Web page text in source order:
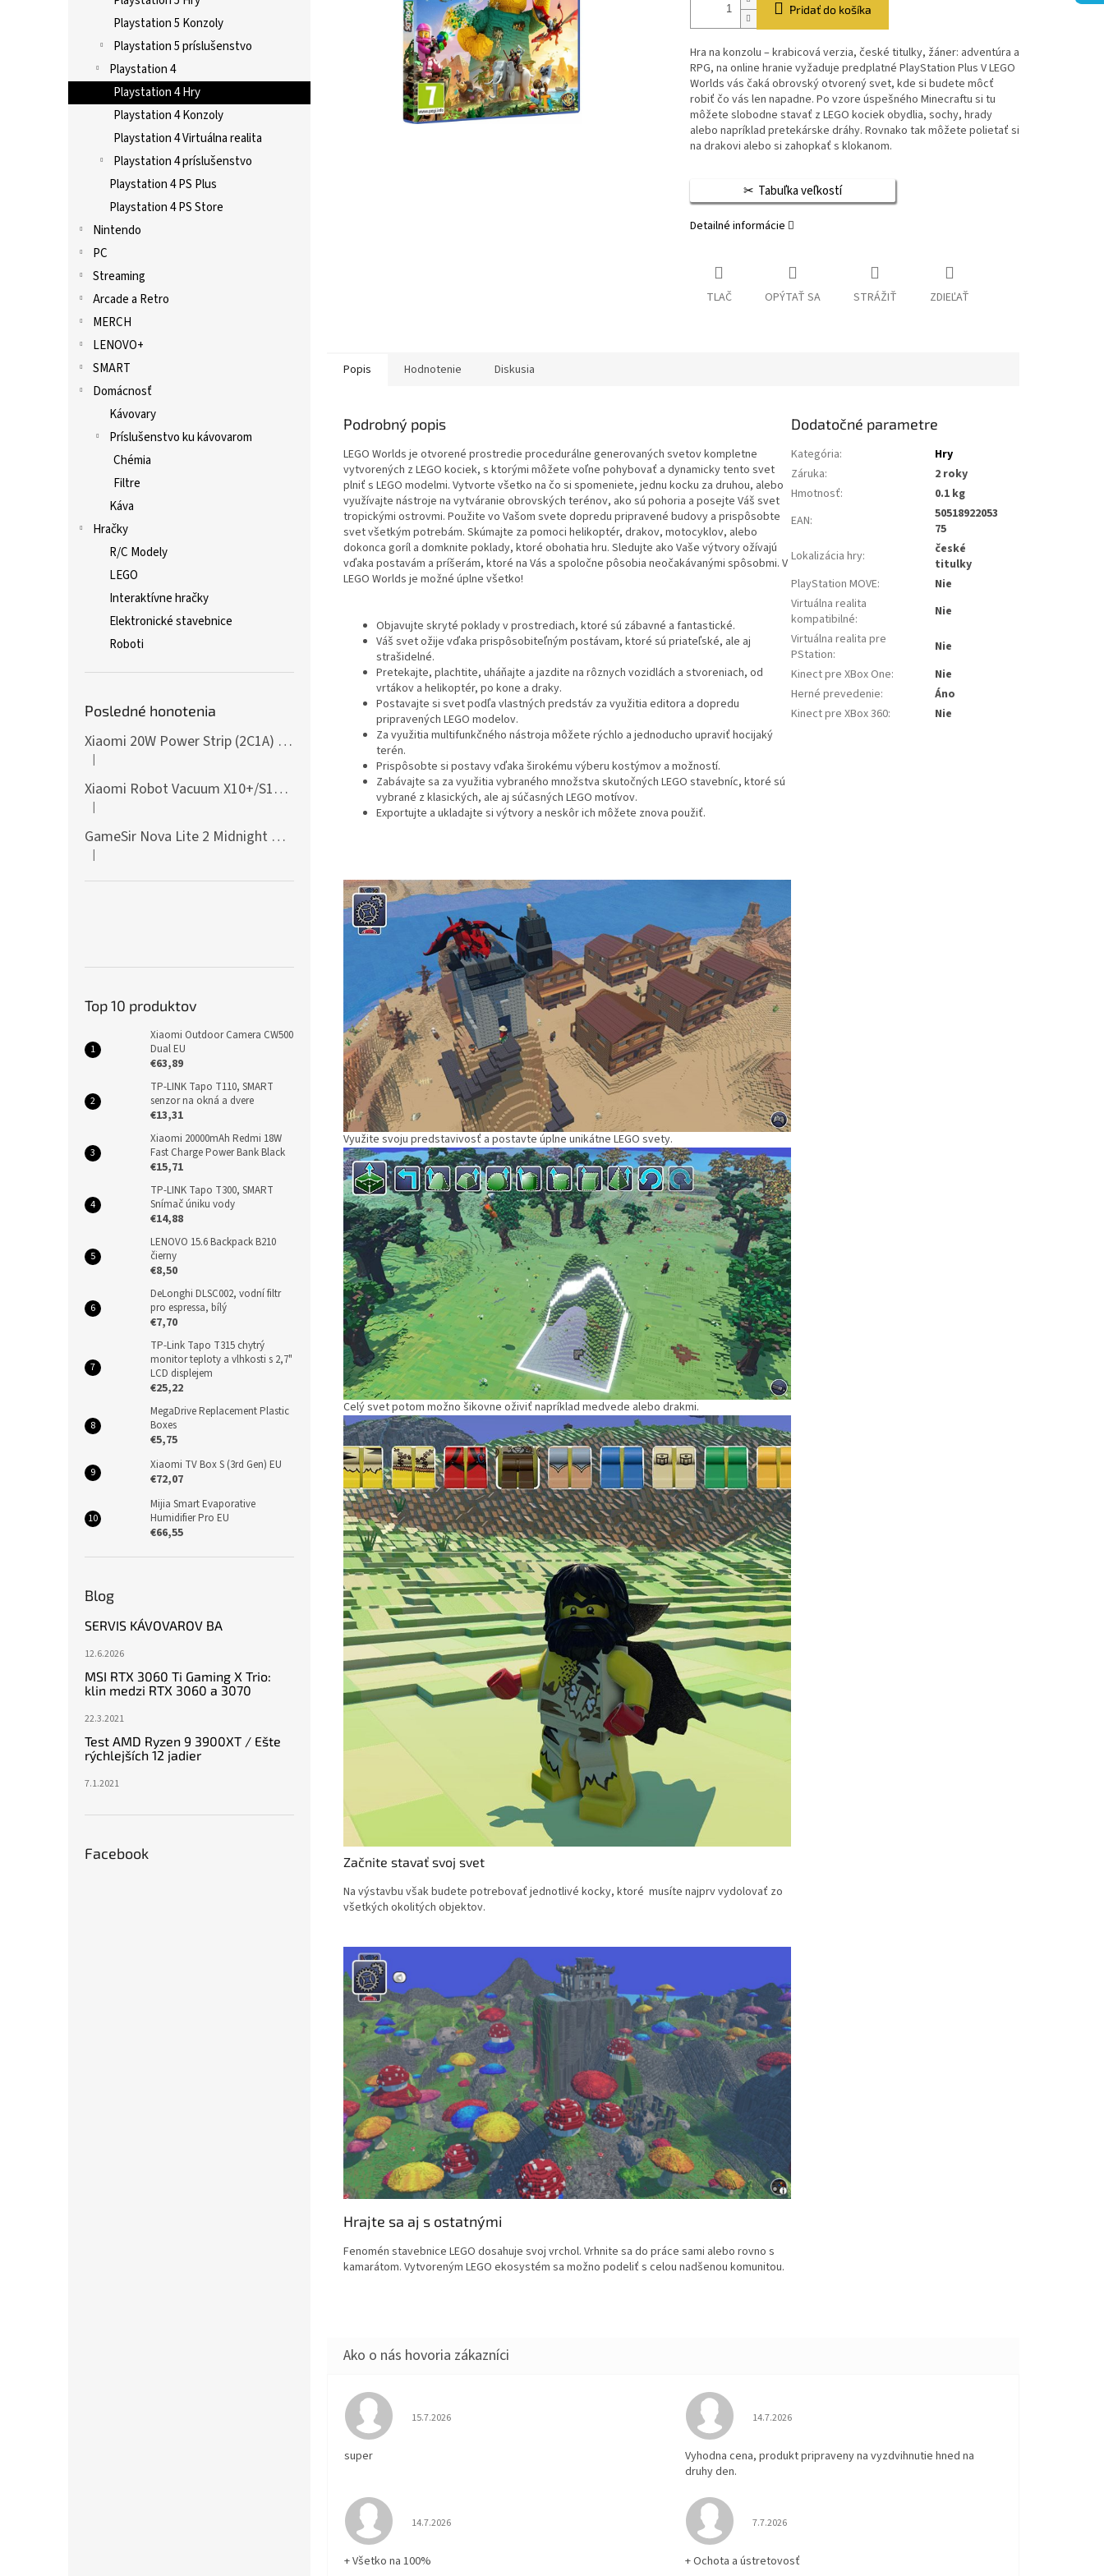
Playstation 5 Konzoly
Playstation 5 príslušenstvo
Playstation 4
Playstation 4 Hry
Playstation 4 Konzoly
Playstation 4 Virtuálna realita
Playstation 4 príslušenstvo
Playstation 4 PS Plus
Playstation 4 PS Store
Nintendo
PC
Streaming
Arcade a Retro
MERCH
LENOVO+
SMART
Domácnosť
Kávovary
Príslušenstvo ku kávovarom
Chémia
Filtre
Káva
Hračky
R/C Modely
LEGO
Interaktívne hračky
Elektronické stavebnice
Roboti
Posledné honotenia
Xiaomi 20W Power Strip (2C1A) EU
Hodnotenie produktu je 5 z 5 hviezdičiek.
|
Xiaomi Robot Vacuum X10+/S10+/X10/X20+ Side Brush
Hodnotenie produktu je 5 z 5 hviezdičiek.
|
GameSir Nova Lite 2 Midnight Gray
Hodnotenie produktu je 5 z 5 hviezdičiek.
|
Top 10 produktov
Xiaomi Outdoor Camera CW500
Dual EU
€63,89
TP-LINK Tapo T110, SMART
senzor na okná a dvere
€13,31
Xiaomi 20000mAh Redmi 18W
Fast Charge Power Bank Black
€15,71
TP-LINK Tapo T300, SMART
Snímač úniku vody
€14,88
LENOVO 15.6 Backpack B210
čierny
€8,50
DeLonghi DLSC002, vodní filtr
pro espressa, bílý
€7,70
TP-Link Tapo T315 chytrý
monitor teploty a vlhkosti s 2,7"
LCD displejem
€25,22
MegaDrive Replacement Plastic
Boxes
€5,75
Xiaomi TV Box S (3rd Gen) EU
€72,07
Mijia Smart Evaporative
Humidifier Pro EU
€66,55
Blog
SERVIS KÁVOVAROV BA
12.6.2026
MSI RTX 3060 Ti Gaming X Trio:
klin medzi RTX 3060 a 3070
22.3.2021
Test AMD Ryzen 9 3900XT / Ešte
rýchlejších 12 jadier
7.1.2021
Facebook
Pridať do košíka
Hra na konzolu – krabicová verzia, české titulky, žáner: adventúra a
RPG, na online hranie vyžaduje predplatné PlayStation Plus V LEGO
Worlds vás čaká obrovský otvorený svet, kde si budete môcť
robiť čo vás len napadne. Po vzore úspešného Minecraftu si tu
môžete slobodne stavať z LEGO kociek obydlia, sochy, hrady
alebo napríklad pretekárske dráhy. Rovnako tak môžete polietať si
na drakovi alebo si zahopkať s klokanom.
Tabuľka veľkostí
Detailné informácie
TLAČ OPÝTAŤ SA STRÁŽIŤ ZDIEĽAŤ
Popis Hodnotenie Diskusia
Podrobný popis
LEGO Worlds je otvorené prostredie procedurálne generovaných svetov kompletne
vytvorených z LEGO kociek, s ktorými môžete voľne pohybovať a dynamicky tento svet
plniť s LEGO modelmi. Vytvorte všetko na čo si spomeniete, jednu kocku za druhou, alebo
využívajte nástroje na vytváranie obrovských terénov, ako sú pohoria a posejte Váš svet
tropickými ostrovmi. Použite vo Vašom svete dopredu pripravené budovy a prispôsobte
svet všetkým potrebám. Skúmajte za pomoci helikoptér, drakov, motocyklov, alebo
dokonca goríl a domknite poklady, ktoré obohatia hru. Sledujte ako Vaše výtvory ožívajú
vďaka postavám a príšerám, ktoré na Vás a spoločne pôsobia neočakávanými spôsobmi. V
LEGO Worlds je možné úplne všetko!
Objavujte skryté poklady v prostrediach, ktoré sú zábavné a fantastické.
Váš svet ožije vďaka prispôsobiteľným postávam, ktoré sú priateľské, ale aj
strašidelné.
Pretekajte, plachtite, uháňajte a jazdite na rôznych vozidlách a stvoreniach, od
vrtákov a helikoptér, po kone a draky.
Postavajte si svet podľa vlastných predstáv za využitia editora a dopredu
pripravených LEGO modelov.
Za využitia multifunkčného nástroja môžete rýchlo a jednoducho upraviť hocijaký
terén.
Prispôsobte si postavy vďaka širokému výberu kostýmov a možností.
Zabávajte sa za využitia vybraného množstva skutočných LEGO stavebníc, ktoré sú
vybrané z klasických, ale aj súčasných LEGO motívov.
Exportujte a ukladajte si výtvory a neskôr ich môžete znova použiť.
Využite svoju predstavivosť a postavte úplne unikátne LEGO svety.
Celý svet potom možno šikovne oživiť napríklad medvede alebo drakmi.
Začnite stavať svoj svet
Na výstavbu však budete potrebovať jednotlivé kocky, ktoré musíte najprv vydolovať zo
všetkých okolitých objektov.
Hrajte sa aj s ostatnými
Fenomén stavebnice LEGO dosahuje svoj vrchol. Vrhnite sa do práce sami alebo rovno s
kamarátom. Vytvoreným LEGO ekosystém sa možno podeliť s celou nadšenou komunitou.
Dodatočné parametre
Kategória:
Hry
Záruka:
2 roky
Hmotnosť:
0.1 kg
EAN:
50518922053
75
Lokalizácia hry:
české
titulky
PlayStation MOVE:
Nie
Virtuálna realita
kompatibilné:
Nie
Virtuálna realita pre
PStation:
Nie
Kinect pre XBox One:
Nie
Herné prevedenie:
Áno
Kinect pre XBox 360: Nie
Hodnotenie obchodu je 5 z 5 hviezdičiek.
15.7.2026
super
Hodnotenie obchodu je 5 z 5 hviezdičiek.
14.7.2026
Vyhodna cena, produkt pripraveny na vyzdvihnutie hned na
druhy den.
Hodnotenie obchodu je 5 z 5 hviezdičiek.
14.7.2026
+ Všetko na 100%
Hodnotenie obchodu je 5 z 5 hviezdičiek.
7.7.2026
+ Ochota a ústretovosť